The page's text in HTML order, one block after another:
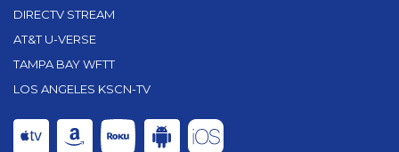
DIRECTV STREAM
AT&T U-VERSE
TAMPA BAY WFTT
LOS ANGELES KSCN-TV